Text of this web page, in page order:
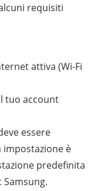
requisiti
attiva (Wi-Fi
tuo account
essere
è
predefinita